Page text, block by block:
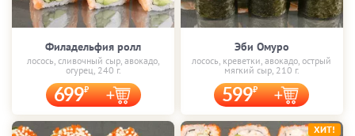
Филадельфия ролл
лосось, сливочный сыр, авокадо,
огурец, 240 г.
699
Эби Омуро
лосось, креветки, авокадо, острый
мягкий сыр, 210 г.
599
ХИТ!